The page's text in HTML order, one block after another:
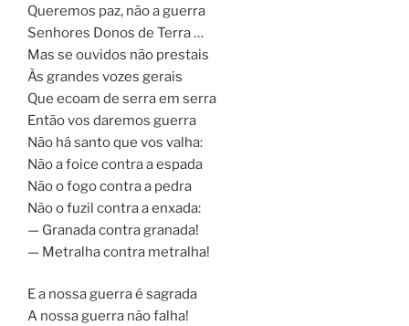
Queremos paz, não a guerra
Senhores Donos de Terra …
Mas se ouvidos não prestais
Às grandes vozes gerais
Que ecoam de serra em serra
Então vos daremos guerra
Não há santo que vos valha:
Não a foice contra a espada
Não o fogo contra a pedra
Não o fuzil contra a enxada:
— Granada contra granada!
— Metralha contra metralha!
E a nossa guerra é sagrada
A nossa guerra não falha!